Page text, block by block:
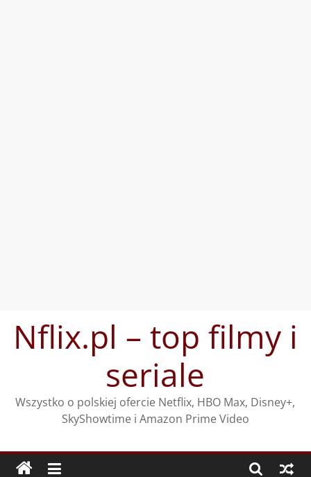
treściNflix.pl – top filmy i
seriale
Wszystko o polskiej ofercie Netflix, HBO Max, Disney+,
SkyShowtime i Amazon Prime Video